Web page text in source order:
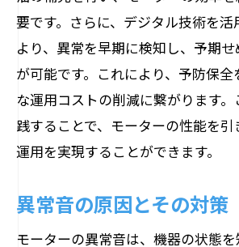
要です。さらに、デジタル技術を
より、異常を早期に検知し、予期
が可能です。これにより、予防保
な運用コストの削減に繋がります
践することで、モーターの性能を
運用を実現することができます。
異常音の原因とその対策
モーターの異常音は、機器の状態